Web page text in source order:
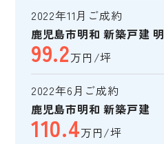
2022年11月ご成約
鹿児島市明和 新築戸建
99.2万円/坪
2022年6月ご成約
鹿児島市明和 新築戸建
110.4万円/坪